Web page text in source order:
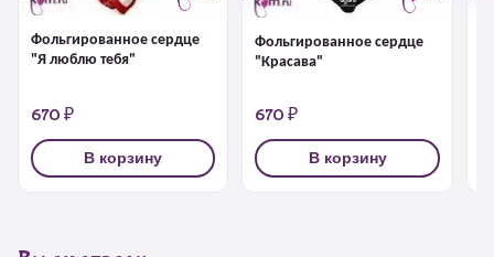
Фольгированное сердце
"Я люблю тебя"
670 ₽
В корзину
Фольгированное сердце
"Красава"
670 ₽
В корзину